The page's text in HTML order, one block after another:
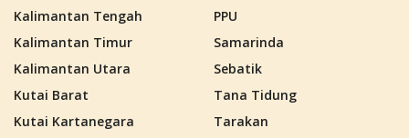
Kalimantan Tengah
Kalimantan Timur
Kalimantan Utara
Kutai Barat
Kutai Kartanegara
PPU
Samarinda
Sebatik
Tana Tidung
Tarakan